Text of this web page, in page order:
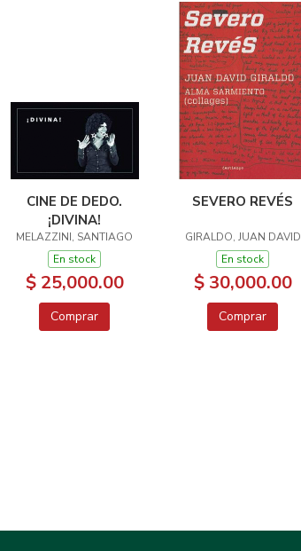
CINE DE DEDO.
¡DIVINA!
MELAZZINI, SANTIAGO
En stock
$ 25,000.00
Comprar
SEVERO REVÉS
GIRALDO, JUAN DAVID
En stock
$ 30,000.00
Comprar